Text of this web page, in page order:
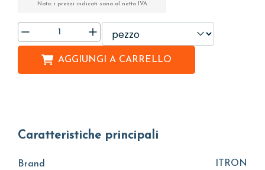
Nota: i prezzi indicati sono al netto IVA
AGGIUNGI A CARRELLO
Caratteristiche principali
Brand ITRON